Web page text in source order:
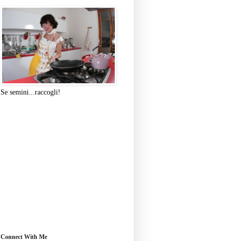
Se semini...raccogli!
Connect With Me